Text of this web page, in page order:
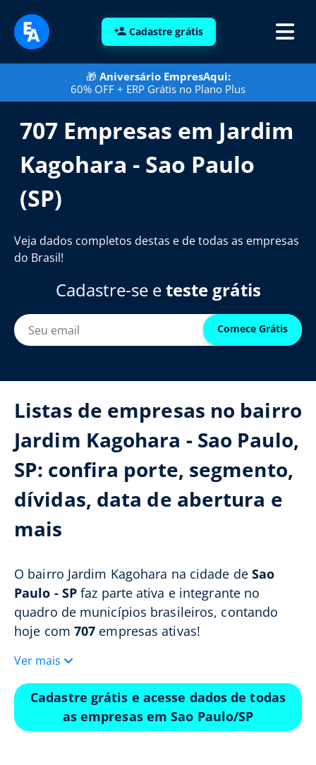
Cadastre grátis
🎁 Aniversário EmpresAqui:
60% OFF + ERP Grátis no Plano Plus
707 Empresas em Jardim
Kagohara - Sao Paulo
(SP)
Veja dados completos destas e de todas as empresas
do Brasil!
Cadastre-se eteste grátis
Comece Grátis
Listas de empresas no bairro
Jardim Kagohara - Sao Paulo,
SP: confira porte, segmento,
dívidas, data de abertura e
mais
O bairro Jardim Kagohara na cidade de Sao
Paulo - SP faz parte ativa e integrante no
quadro de municípios brasileiros, contando
hoje com 707 empresas ativas!
Ver mais
Cadastre grátis e acesse dados de todas
as empresas em Sao Paulo/SP